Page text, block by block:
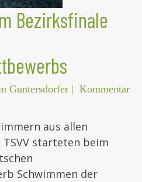
Bezirksfinale
Guntersdorfer | Kommentar
aus allen
starteten beim
Schwimmen der